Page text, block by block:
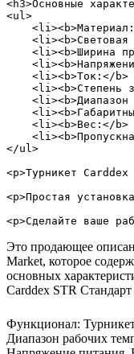
<h3>Основные
<ul>
<li><b>Световая
<li><b>Ширина
<li><b>Ток:</b>
<li><b>Степень
<li><b>Диапазон
<li><b>Вес:</b>
</ul>
<p>Турникет
<p>Простая
Это продающее
Market, которое
основных
Carddex STR Стандарт
Функционал:
Диапазон рабочих